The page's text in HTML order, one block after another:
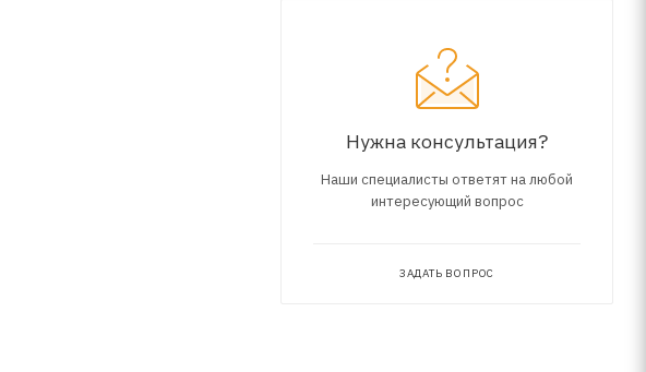
Нужна консультация?
Наши специалисты ответят на любой
интересующий вопрос
ЗАДАТЬ ВОПРОС